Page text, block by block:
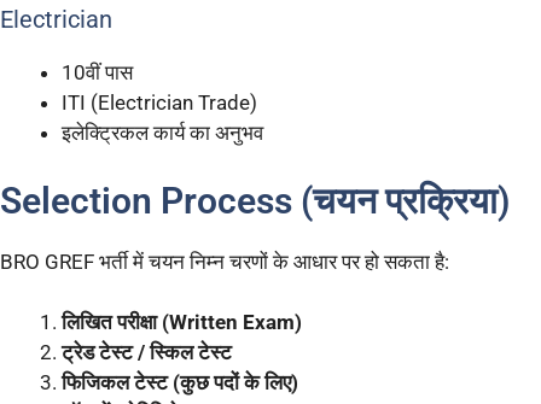
Electrician
10वीं पास
ITI (Electrician Trade)
इलेक्ट्रिकल कार्य का अनुभव
Selection Process (चयन प्रक्रिया)
BRO GREF भर्ती में चयन निम्न चरणों के आधार पर हो सकता है:
लिखित परीक्षा (Written Exam)
ट्रेड टेस्ट / स्किल टेस्ट
फिजिकल टेस्ट (कुछ पदों के लिए)